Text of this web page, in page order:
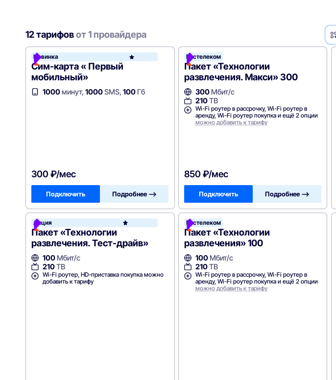
12 тарифовот 1 провайдера
Новинка Ростелеком
Сим-карта « Первый
мобильный»
1000минут, 1000SMS, 100Гб
300 ₽/мес
Подключить Подробнее —>
Ростелеком
Пакет «Технологии
развлечения. Макси» 300
300Мбит/с
210ТВ
Wi-Fi роутер в рассрочку, Wi-Fi роутер в
аренду, Wi-Fi роутер покупка и ещё 2 опции
можно добавить к тарифу
850 ₽/мес
Подключить Подробнее —>
Акция Ростелеком
Пакет «Технологии
развлечения. Тест-драйв»
100Мбит/с
210ТВ
Wi-Fi роутер, HD-приставка покупка можно
добавить к тарифу
Ростелеком
Пакет «Технологии
развлечения» 100
100Мбит/с
210ТВ
Wi-Fi роутер в рассрочку, Wi-Fi роутер в
аренду, Wi-Fi роутер покупка и ещё 2 опции
можно добавить к тарифу